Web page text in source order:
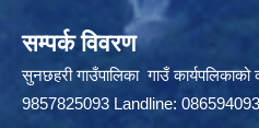
सम्पर्क विवरण
सुनछहरी गाउँपालिका गाउँ कार्यपलिकाको
9857825093 Landline: